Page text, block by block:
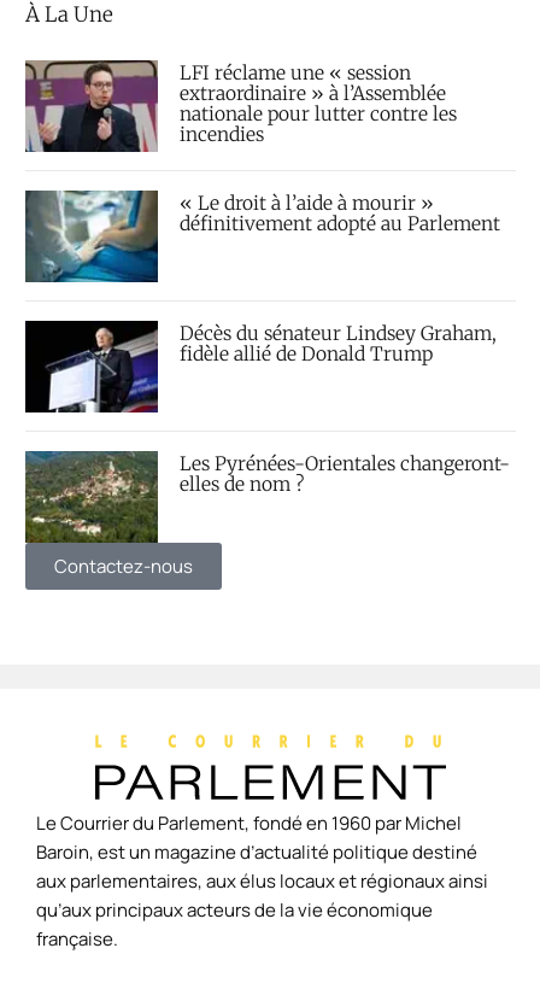
À La Une
LFI réclame une « session
extraordinaire » à l’Assemblée
nationale pour lutter contre les
incendies
« Le droit à l’aide à mourir »
définitivement adopté au Parlement
Décès du sénateur Lindsey Graham,
fidèle allié de Donald Trump
Les Pyrénées-Orientales changeront-
elles de nom ?
Contactez-nous
Le Courrier du Parlement, fondé en 1960 par Michel
Baroin, est un magazine d’actualité politique destiné
aux parlementaires, aux élus locaux et régionaux ainsi
qu’aux principaux acteurs de la vie économique
française.